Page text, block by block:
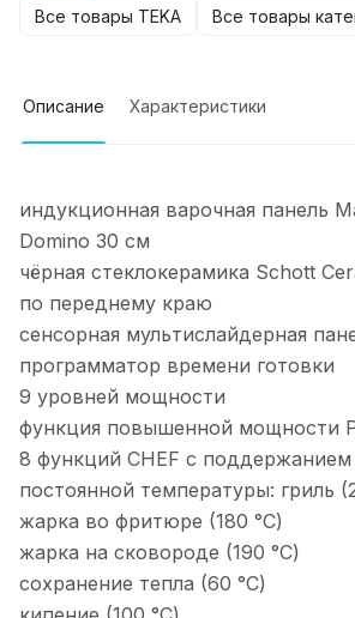
Все товары TEKA Все товары
Описание Характеристики
индукционная варочная панель
Domino 30 см
чёрная стеклокерамика Schott
по переднему краю
сенсорная мультислайдерная
программатор времени готовки
9 уровней мощности
функция повышенной мощности
8 функций CHEF с
постоянной температуры: гриль
жарка во фритюре (180 °С)
жарка на сковороде (190 °С)
сохранение тепла (60 °С)